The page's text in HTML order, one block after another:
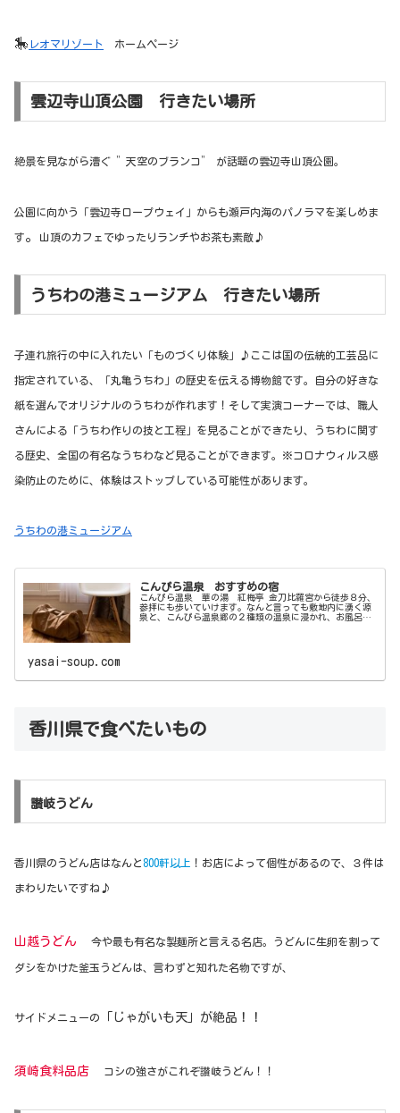
🎠 レオマリゾート ホームページ
雲辺寺山頂公園 行きたい場所
絶景を見ながら漕ぐ ”天空のブランコ” が話題の雲辺寺山頂公園。
公園に向かう「雲辺寺ロープウェイ」からも瀬戸内海のパノラマを楽しめま
す。 山頂のカフェでゆったりランチやお茶も素敵♪
うちわの港ミュージアム 行きたい場所
子連れ旅行の中に入れたい「ものづくり体験」♪ここは国の伝統的工芸品に
指定されている、「丸亀うちわ」の歴史を伝える博物館です。自分の好きな
紙を選んでオリジナルのうちわが作れます！そして実演コーナーでは、職人
さんによる「うちわ作りの技と工程」を見ることができたり、うちわに関す
る歴史、全国の有名なうちわなど見ることができます。 ※コロナウィルス感
染防止のために、体験はストップしている可能性があります。
うちわの港ミュージアム
こんぴら温泉 おすすめの宿
こんぴら温泉 華の湯 紅梅亭 金刀比羅宮から徒歩８分、
参拝にも歩いていけます。なんと言っても敷地内に湧く源
泉と、こんぴら温泉郷の２種類の温泉に浸かれ、お風呂の
yasai-soup.com
香川県で食べたいもの
讃岐うどん
香川県のうどん店はなんと800軒以上 ！お店によって個性があるので、３件は
まわりたいですね♪
山越うどん 今や最も有名な製麺所と言える名店。うどんに生卵を割って
ダシをかけた釜玉うどんは、言わずと知れた名物ですが、
サイドメニューの 「じゃがいも天」が絶品！！
須崎食料品店 コシの強さがこれぞ讃岐うどん！！